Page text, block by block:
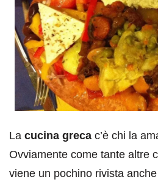
La cucina greca c’è chi la
Ovviamente come tante altre
viene un pochino rivista